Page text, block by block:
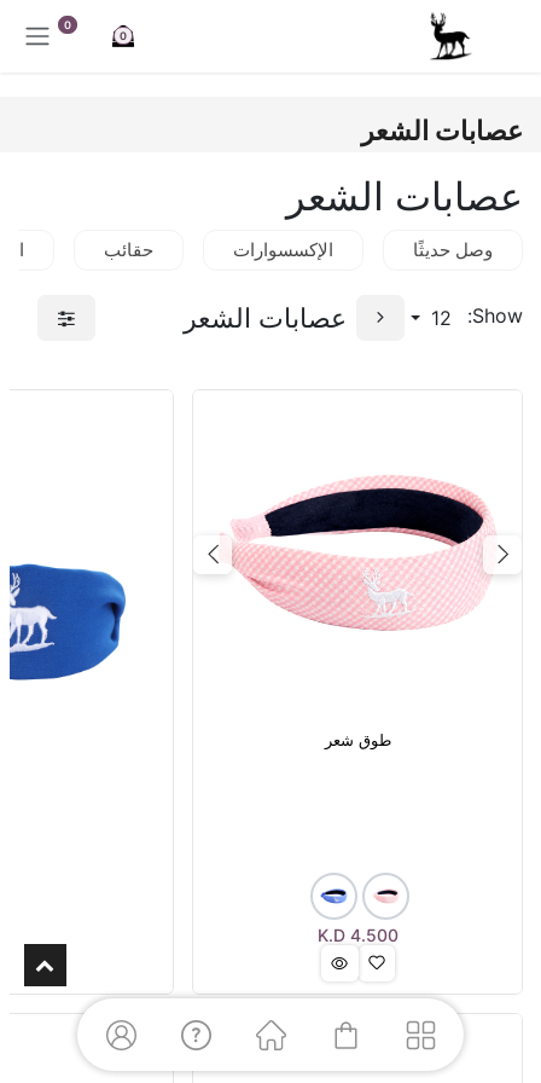
تخطي للذهاب إلى المحتوى
0
0
عصابات الشعر
عصابات الشعر
وصل حديثًا الإكسسوارات حقائب
Show:
12 عصابات الشعر
Previous
Next
طوق شعر
4.500
K.D